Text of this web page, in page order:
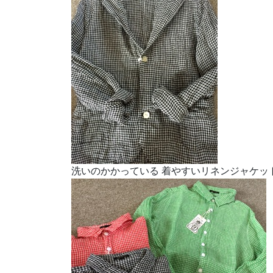
洗いのかかっている 着やすいリネンジャケッ